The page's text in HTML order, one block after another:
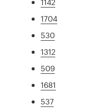
1704
530
1312
509
1681
537